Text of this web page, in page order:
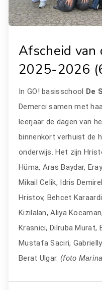
Afscheid van
2025-2026
In GO! basisschool De
Demerci samen met
leerjaar de dagen van
binnenkort verhuist de
onderwijs. Het zijn
Hüma, Aras Baydar,
Mikail Celik, Idris
Hristov, Behcet
Kizilalan, Aliya
Krasnici, Dilruba Murat,
Mustafa Saciri,
Berat Ulgar. (foto